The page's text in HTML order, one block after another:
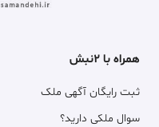
همراه با ۲نبش
ثبت رایگان آگهی ملک
سوال ملکی دارید؟